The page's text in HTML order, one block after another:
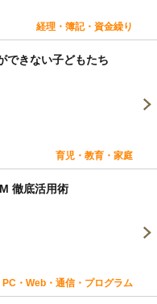
経理・簿記・資金繰り
できない子どもたち
育児・教育・家庭
徹底活用術
PC・Web・通信・プログラム